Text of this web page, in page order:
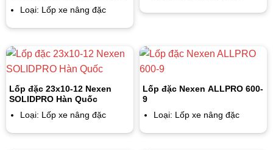
Loại: Lốp xe nâng đặc
Lốp đặc 23x10-12 Nexen
SOLIDPRO Hàn Quốc
Loại: Lốp xe nâng đặc
Lốp đặc Nexen ALLPRO 600-
9
Loại: Lốp xe nâng đặc